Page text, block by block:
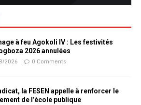
à feu Agokoli IV : Les festivités
2026 annulées
2026 0 Comments
la FESEN appelle à renforcer le
de l’école publique